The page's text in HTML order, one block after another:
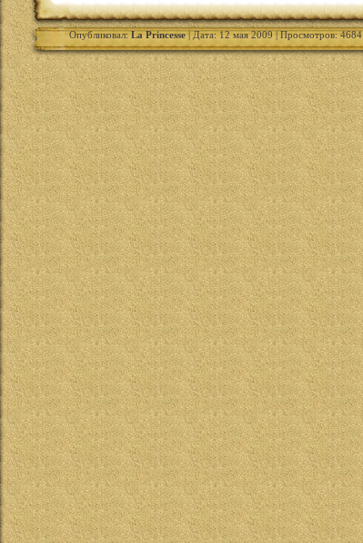
Опубликовал:La Princesse| Дата: 12 мая 2009 | Просмотров: 4684